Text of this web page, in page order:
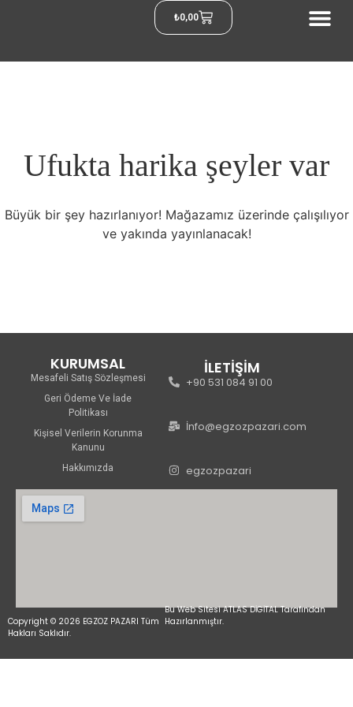
₺0,00
Ufukta harika şeyler var
Büyük bir şey hazırlanıyor! Mağazamız üzerinde çalışılıyor
ve yakında yayınlanacak!
KURUMSAL
Mesafeli Satış Sözleşmesi
Geri Ödeme Ve İade
Politikası
Kişisel Verilerin Korunma
Kanunu
Hakkımızda
İLETİŞİM
+90 531 084 91 00
İnfo@egzozpazari.com
egzozpazari
Copyright © 2026 EGZOZ PAZARI Tüm
Hakları Saklıdır.
Bu Web Sitesi ATLAS DİGİTAL Tarafından
Hazırlanmıştır.